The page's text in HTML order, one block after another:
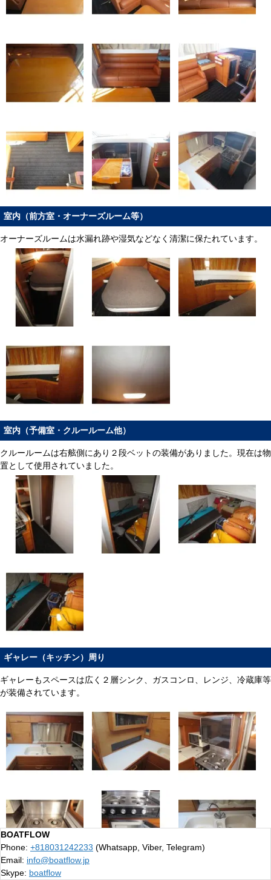
室内（前方室・オーナーズルーム等）
オーナーズルームは水漏れ跡や湿気などなく清潔に保たれています。
室内（予備室・クルールーム他）
クルールームは右舷側にあり２段ベットの装備がありました。現在は物
置として使用されていました。
ギャレー（キッチン）周り
ギャレーもスペースは広く２層シンク、ガスコンロ、レンジ、冷蔵庫等
が装備されています。
BOATFLOW
Phone: +818031242233 (Whatsapp, Viber, Telegram)
Email: info@boatflow.jp
Skype: boatflow